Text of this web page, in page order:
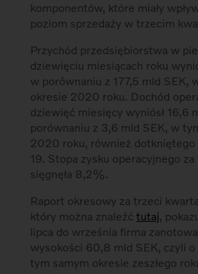
komponentów, które miały
poziom sprzedaży w trzecim
Przychód przedsiębiorstwa w
dziewięciu miesiącach roku
w porównaniu z 177,5 mld SEK,
okresie 2020 roku. Dochód
dziewięć miesięcy wyniósł 16,6
porównaniu z 3,6 mld SEK, w
2020 roku, również dotkniętego
19. Stopa zysku operacyjnego
sięgnęła 8,2%.
Raport okresowy za trzeci
który można znaleźćtutaj,
lipca do września firma
wysokości 60,8 mld SEK, czyli
tym samym okresie zeszłego